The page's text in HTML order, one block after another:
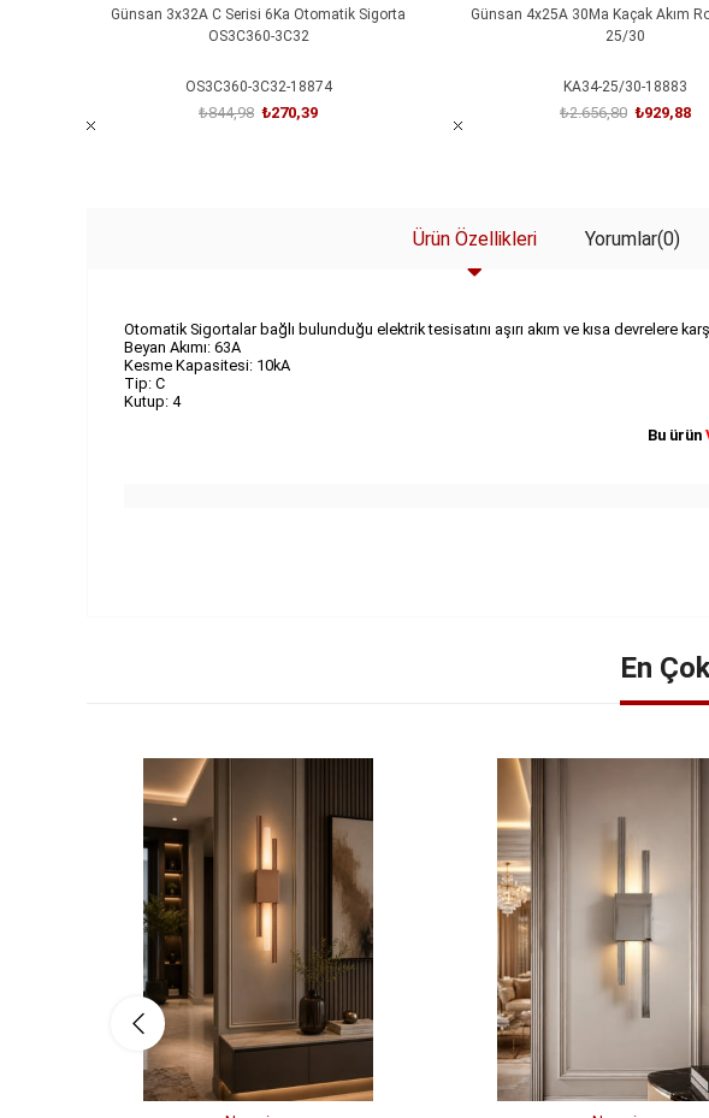
Günsan 3x32A C Serisi 6Ka Otomatik Sigorta
OS3C360-3C32
OS3C360-3C32-18874
₺270,39
₺844,98
Günsan 4x25A 30Ma Kaçak Akım
25/30
KA34-25/30-18883
₺929,88
₺2.656,80
Ürün Özellikleri Yorumlar(0)
Otomatik Sigortalar bağlı bulunduğu elektrik tesisatını aşırı akım ve kısa devrelere
Beyan Akımı: 63A
Kesme Kapasitesi: 10kA
Tip: C
Kutup: 4
Bu ürün
En